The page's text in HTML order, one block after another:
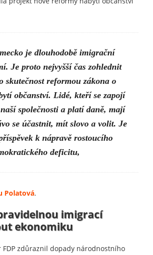
je dlouhodobě imigrační
Je proto nejvyšší čas zohlednit
skutečnost reformou zákona o
občanství. Lidé, kteří se zapojí
společnosti a platí daně, mají
se účastnit, mít slovo a volit. Je
k nápravě rostoucího
deficitu,
Polatová.
imigrací
ekonomiku
zdůraznil dopady národnostního